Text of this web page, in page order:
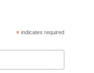
* indicates required